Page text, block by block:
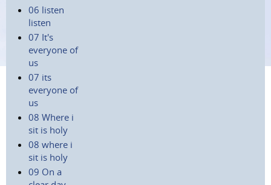
06 listen
listen
07 It's
everyone of
us
07 its
everyone of
us
08 Where i
sit is holy
08 where i
sit is holy
09 On a